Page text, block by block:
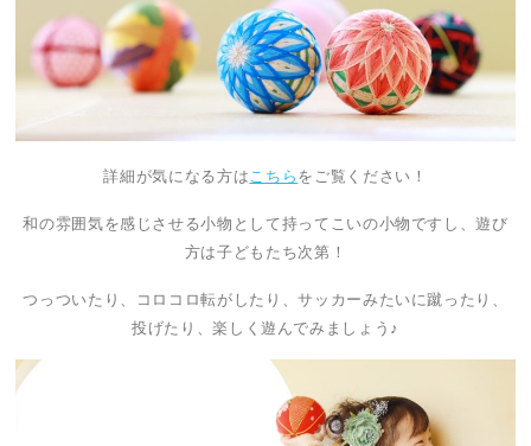
詳細が気になる方はこちらをご覧ください！
和の雰囲気を感じさせる小物として持ってこいの小物ですし、遊び
方は子どもたち次第！
つっついたり、コロコロ転がしたり、サッカーみたいに蹴ったり、
投げたり、楽しく遊んでみましょう♪